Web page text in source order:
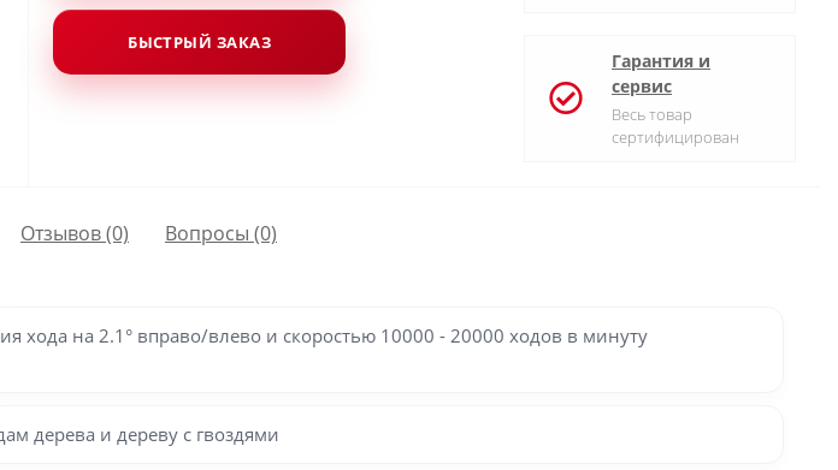
БЫСТРЫЙ ЗАКАЗ
Гарантия и
сервис
Весь товар
сертифицирован
Отзывов (0) Вопросы (0)
хода на 2.1° вправо/влево и скоростью 10000 - 20000 ходов в минуту
дерева и дереву с гвоздями